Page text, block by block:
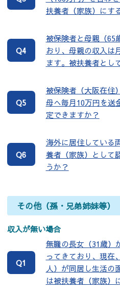
扶養者（家族）にす
Q4
被保険者と母親（65
おり、母親の収入は
ます。被扶養者とし
Q5
被保険者（大阪在住
母へ毎月10万円を送
定できますか？
Q6
海外に居住している
養者（家族）として
うか？
その他（孫・兄弟姉妹等）
収入が無い場合
Q1
無職の長女（31歳）
ってきており、現在
人）が同居し生活の
は被扶養者（家族）